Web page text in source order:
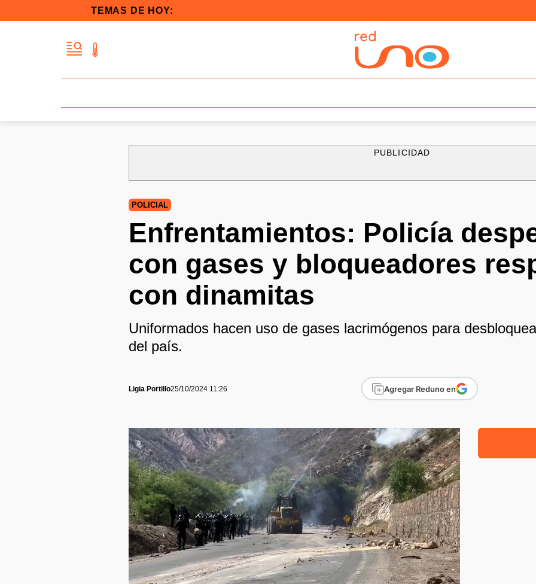
TEMAS DE HOY:
PUBLICIDAD
POLICIAL
Enfrentamientos: Policía
con gases y bloqueadores
con dinamitas
Uniformados hacen uso de gases lacrimógenos para
del país.
Ligia Portillo25/10/2024 11:26 Agregar Reduno en